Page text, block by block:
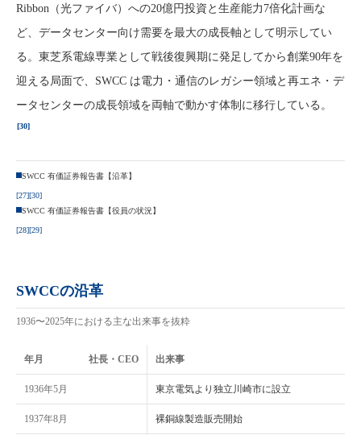
Ribbon（光ファイバ）への20億円投資と生産能力7倍化計画な
ど、データセンター向け需要を最大の成長軸として明示してい
る。東芝系電線専業として戦後復興期に発足してから創業90年を
迎える局面で、SWCC は電力・通信のレガシー領域と再エネ・デ
ータセンターの成長領域を両軸で動かす体制に移行している。
[30]
SWCC 有価証券報告書【沿革】
[27][30]
SWCC 有価証券報告書【役員の状況】
[28][29]
SWCCの沿革
1936〜2025年における主な出来事を抜粋
年月 社長・CEO 出来事
1936年5月 東京電気より独立川崎市に設立
1937年8月 裸銅線製造販売開始